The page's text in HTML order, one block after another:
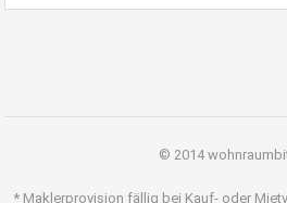
© 2014
* Maklerprovision fällig bei Kauf- oder